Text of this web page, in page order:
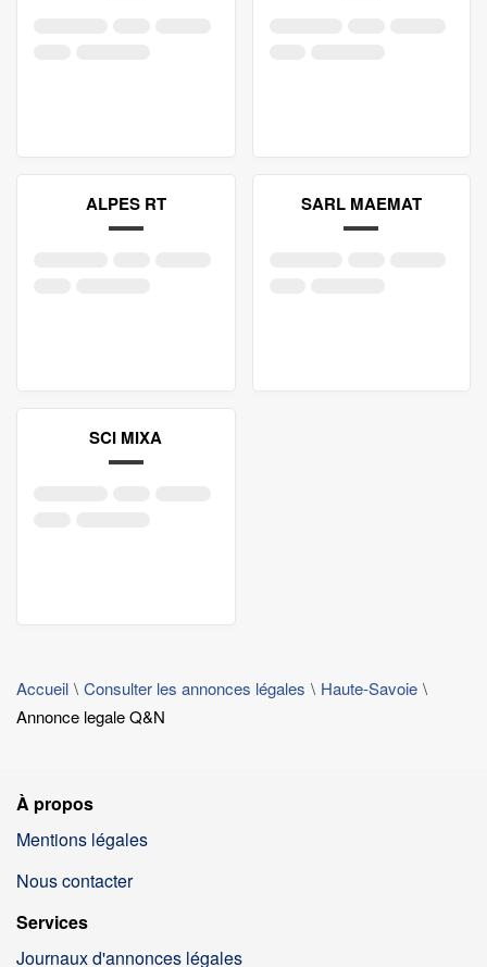
ALPES RT SARL MAEMAT
SCI MIXA
Accueil Consulter les annonces légales
Haute-Savoie
Annonce legale Q&N
À propos
Mentions légales
Nous contacter
Services
Journaux d'annonces légales